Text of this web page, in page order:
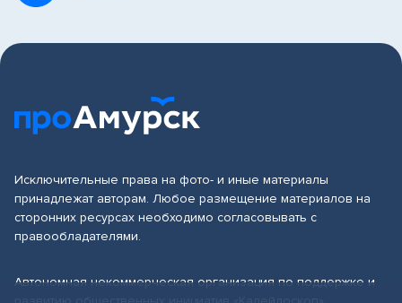
Исключительные права на фото- и иные материалы
принадлежат авторам. Любое размещение материалов на
сторонних ресурсах необходимо согласовывать с
правообладателями.
Автономная некоммерческая организация по поддержке и